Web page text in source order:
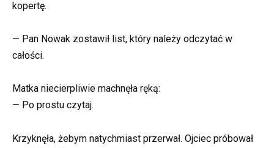
kopertę.
— Pan Nowak zostawił list, który należy odczytać w
całości.
Matka niecierpliwie machnęła ręką:
— Po prostu czytaj.
Krzyknęła, żebym natychmiast przerwał. Ojciec próbował